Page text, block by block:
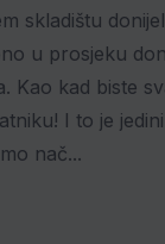
skladištu
u prosjeku
Kao kad biste
I to je
nač...